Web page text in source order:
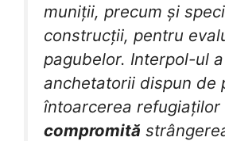
muniții, precum și
construcții, pentru
pagubelor. Interpol-ul
anchetatorii dispun de
întoarcerea refugiaților
compromită